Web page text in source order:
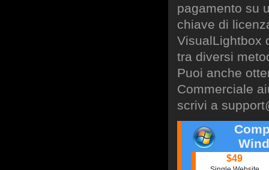
pagamento su
chiave di
VisualLightbox
tra diversi
Puoi anche
Commerciale
scrivi a
$49